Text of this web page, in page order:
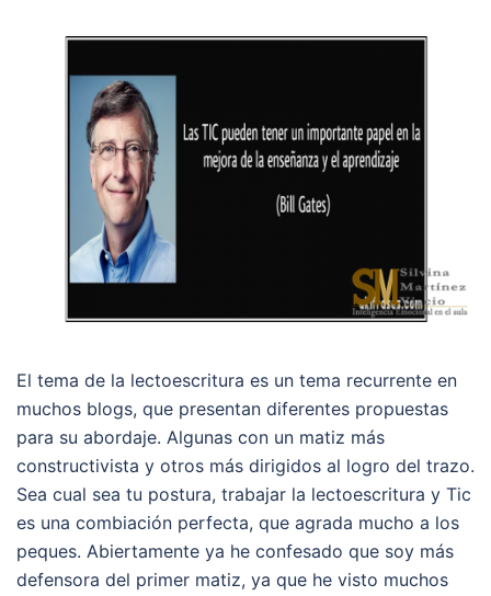
El tema de la lectoescritura es un tema recurrente en
muchos blogs, que presentan diferentes propuestas
para su abordaje. Algunas con un matiz más
constructivista y otros más dirigidos al logro del trazo.
Sea cual sea tu postura, trabajar la lectoescritura y Tic
es una combiación perfecta, que agrada mucho a los
peques. Abiertamente ya he confesado que soy más
defensora del primer matiz, ya que he visto muchos